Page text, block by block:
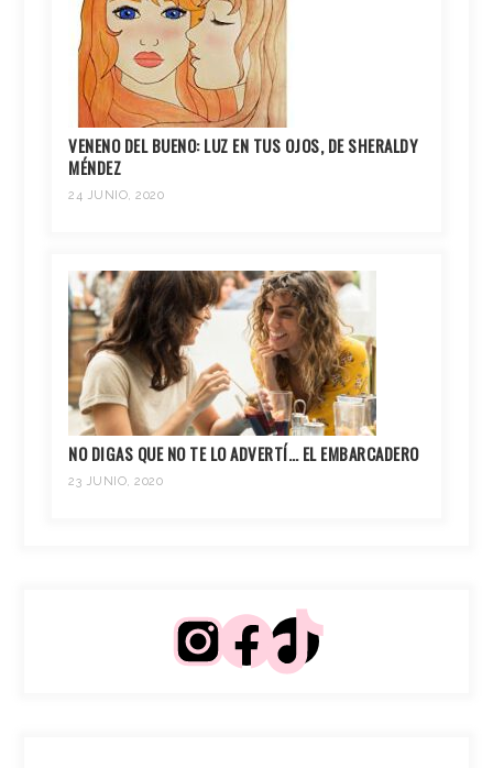
VENENO DEL BUENO: LUZ EN TUS OJOS, DE SHERALDY
MÉNDEZ
24 JUNIO, 2020
NO DIGAS QUE NO TE LO ADVERTÍ… EL EMBARCADERO
23 JUNIO, 2020